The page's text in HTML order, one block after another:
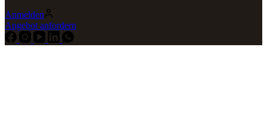
Anmelden
Angebot anfordern